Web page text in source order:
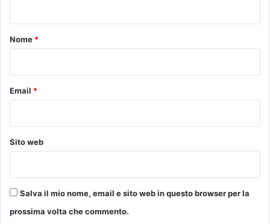
n
c
o
M
e
l
d
i
»
o
Nome *
Email *
Sito web
Salva il mio nome, email e sito web in questo browser per la
prossima volta che commento.